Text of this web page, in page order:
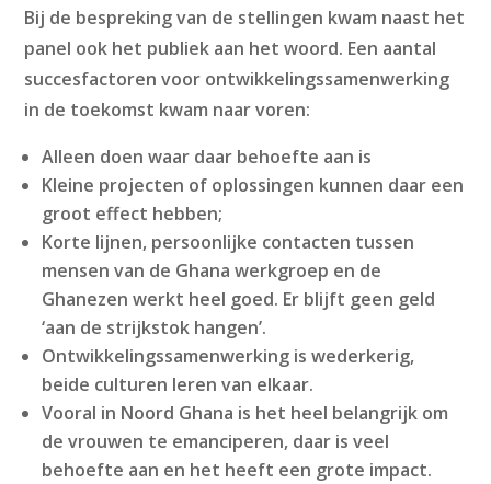
Bij de bespreking van de stellingen kwam naast het
panel ook het publiek aan het woord. Een aantal
succesfactoren voor ontwikkelingssamenwerking
in de toekomst kwam naar voren:
Alleen doen waar daar behoefte aan is
Kleine projecten of oplossingen kunnen daar een
groot effect hebben;
Korte lijnen, persoonlijke contacten tussen
mensen van de Ghana werkgroep en de
Ghanezen werkt heel goed. Er blijft geen geld
‘aan de strijkstok hangen’.
Ontwikkelingssamenwerking is wederkerig,
beide culturen leren van elkaar.
Vooral in Noord Ghana is het heel belangrijk om
de vrouwen te emanciperen, daar is veel
behoefte aan en het heeft een grote impact.